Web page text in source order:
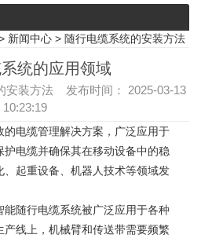
新闻中心 > 随行电缆系统的安装方法
统的应用领域
安装方法 发布时间： 2025-03-13
10:23:19
的电缆管理解决方案，广泛应用于
电缆并确保其在移动设备中的稳
、起重设备、机器人技术等领域发
随行电缆系统被广泛应用于各种
线上，机械臂和传送带需要频繁